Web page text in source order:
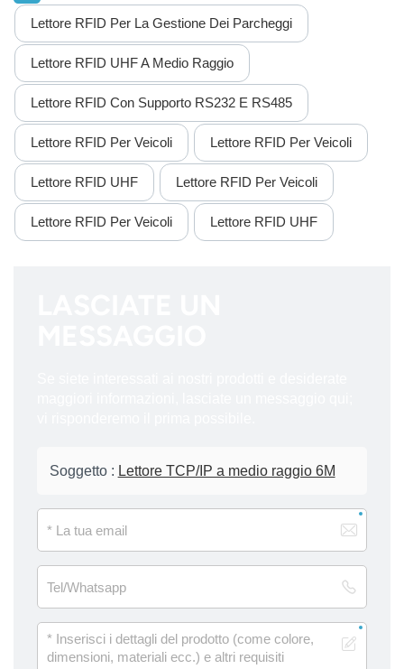
Lettore RFID Per La Gestione Dei Parcheggi
Lettore RFID UHF A Medio Raggio
Lettore RFID Con Supporto RS232 E RS485
Lettore RFID Per Veicoli Lettore RFID Per Veicoli
Lettore RFID UHF Lettore RFID Per Veicoli
Lettore RFID Per Veicoli Lettore RFID UHF
Soggetto : Lettore TCP/IP a medio raggio 6M